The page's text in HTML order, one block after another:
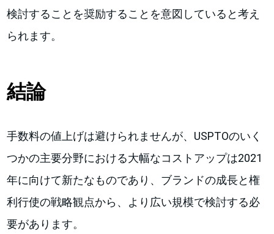
検討することを奨励することを意図していると考え
られます。
結論
手数料の値上げは避けられませんが、USPTOのいく
つかの主要分野における大幅なコストアップは2021
年に向けて新たなものであり、ブランドの成長と権
利行使の戦略観点から、より広い規模で検討する必
要があります。